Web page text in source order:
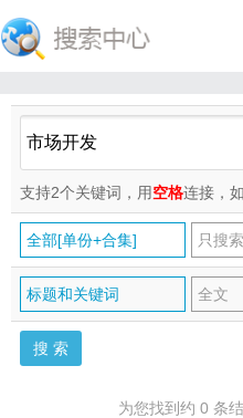
支持2个关键词，用空格连接，
全部[单份+合集] 只搜
标题和关键词 全文
为您找到约 0 条